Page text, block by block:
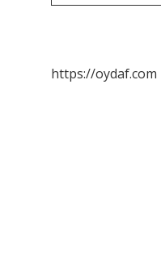
https://oydaf.com